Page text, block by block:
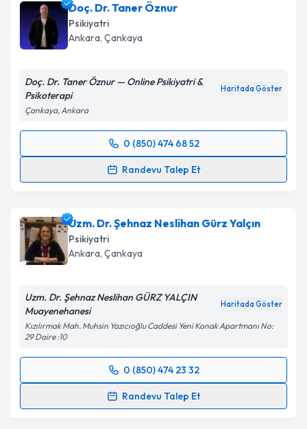
Doç. Dr. Taner Öznur
Psikiyatri
Ankara, Çankaya
Doç. Dr. Taner Öznur — Online Psikiyatri &
Psikoterapi
Haritada Göster
Çankaya, Ankara
0 (850) 474 68 52
Randevu Talep Et
Randevu Takvimi Talebi
takvim hazırlandığında e-posta ile bilgilendireceğiz.
E-posta Adresiniz
Kişisel verilerimin işlenmesine ilişkin
Metni'ni okudum ve kişisel verilerimin belirtilen
Takvim Talebini Gönder
Uzm. Dr. Şehnaz Neslihan Gürz Yalçın
Psikiyatri
Ankara, Çankaya
Uzm. Dr. Şehnaz Neslihan GÜRZ YALÇIN
Muayenehanesi
Haritada Göster
Kızılırmak Mah. Muhsin Yazıcıoğlu Caddesi Yeni Konak Apartmanı No:
29 Daire :10
0 (850) 474 23 32
Randevu Talep Et
Randevu Takvimi Talebi